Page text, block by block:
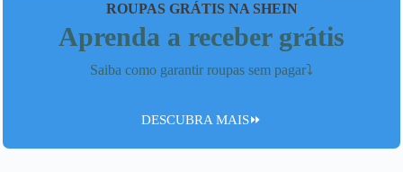
ROUPAS GRÁTIS NA SHEIN
Aprenda a receber grátis
Saiba como garantir roupas sem pagar⤵️
DESCUBRA MAIS⏩